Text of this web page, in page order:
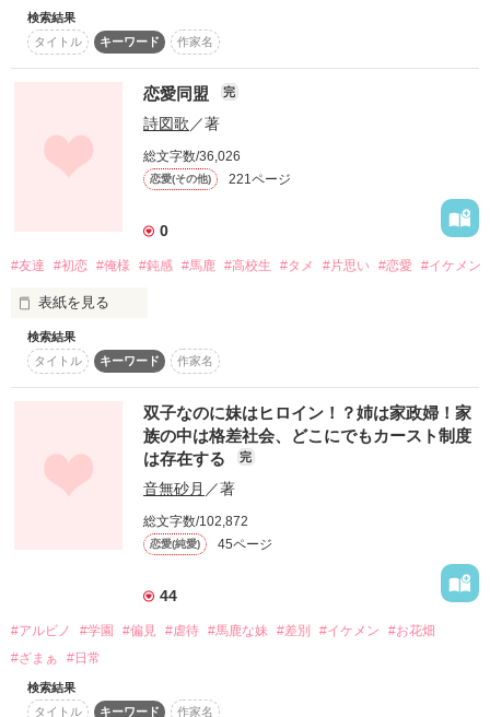
作品を読む
あなたといると、何だかとても楽しいです。
俺と結婚しろよ!!」
素敵なレビュー、ありがとうございます
❁椿さくら❁様
作品を読む
ﾅｶﾔﾏ ﾁﾖ
中山治世
なんちゃってヤンキー
女装男子
ﾏｼﾞﾏ ﾕﾗ
叫んでみませんか？
叫びてえ！という方、
是非『腹から叫部(ﾊﾗｶﾗｻｹﾌﾞ)』に入部してくだぱい☆
美形な四人の幼なじみに
囲まれて涙あり笑いありの
超ハイテンションラブコメ、
《心優しき純粋君》
宇宙一の優男
《宇宙自由人》
神園桜音　（高一）
ｶﾐｿﾞﾉｵﾄ
次元越えの天然ボーイ
《チャラチャラ野郎》
高城柚子　　（高一）　　ﾀｶｼﾞｮｳﾕｽﾞ
栗本流騎弥　（中三）
ｸﾘﾓﾄﾙｷﾔ
～特性～
天使か悪魔
検索結果
タイトル
キーワード 作家名
恋愛同盟 完
詩図歌／著
総文字数/36,026
恋愛(その他) 221ページ
0
#友達 #初恋 #俺様 #鈍感 #馬鹿 #高校生 #タメ #片思い #恋愛 #イケメン
表紙を見る
ただ、そこにあった
求めていた、答えが
もうただの友達なんて絶対言わないよ
----------------------------
ただ、傍にいたかった
検索結果
タイトル
キーワード 作家名
双子なのに妹はヒロイン！？姉は家政婦！家
族の中は格差社会、どこにでもカースト制度
は存在する
完
音無砂月 ／著
総文字数/102,872
恋愛(純愛) 45ページ
44
#アルビノ #学園 #偏見 #虐待 #馬鹿な妹 #差別 #イケメン
#お花畑
#ざまぁ
#日常
検索結果
タイトル
キーワード 作家名